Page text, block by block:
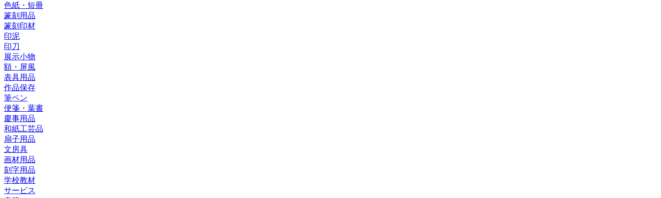
色紙・短冊
篆刻用品
篆刻印材
印泥
印刀
展示小物
額・屏風
表具用品
作品保存
筆ペン
便箋・葉書
慶事用品
和紙工芸品
扇子用品
文房具
画材用品
刻字用品
学校教材
サービス